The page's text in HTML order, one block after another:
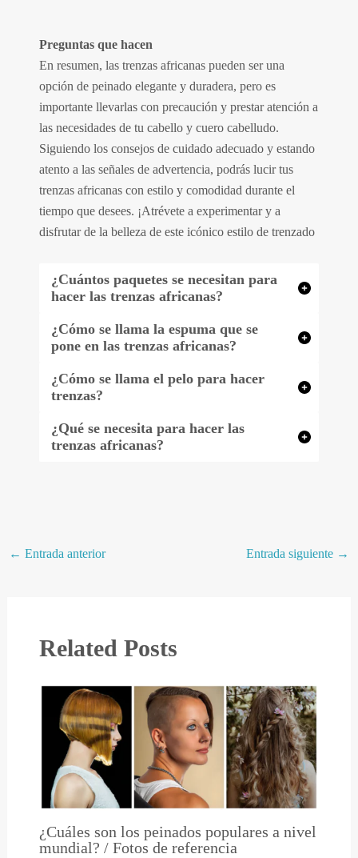
Preguntas que hacen
En resumen, las trenzas africanas pueden ser una
opción de peinado elegante y duradera, pero es
importante llevarlas con precaución y prestar atención a
las necesidades de tu cabello y cuero cabelludo.
Siguiendo los consejos de cuidado adecuado y estando
atento a las señales de advertencia, podrás lucir tus
trenzas africanas con estilo y comodidad durante el
tiempo que desees. ¡Atrévete a experimentar y a
disfrutar de la belleza de este icónico estilo de trenzado
¿Cuántos paquetes se necesitan para
hacer las trenzas africanas?
¿Cómo se llama la espuma que se
pone en las trenzas africanas?
¿Cómo se llama el pelo para hacer
trenzas?
¿Qué se necesita para hacer las
trenzas africanas?
← Entrada anterior Entrada siguiente →
Related Posts
¿Cuáles son los peinados populares a nivel
mundial? / Fotos de referencia